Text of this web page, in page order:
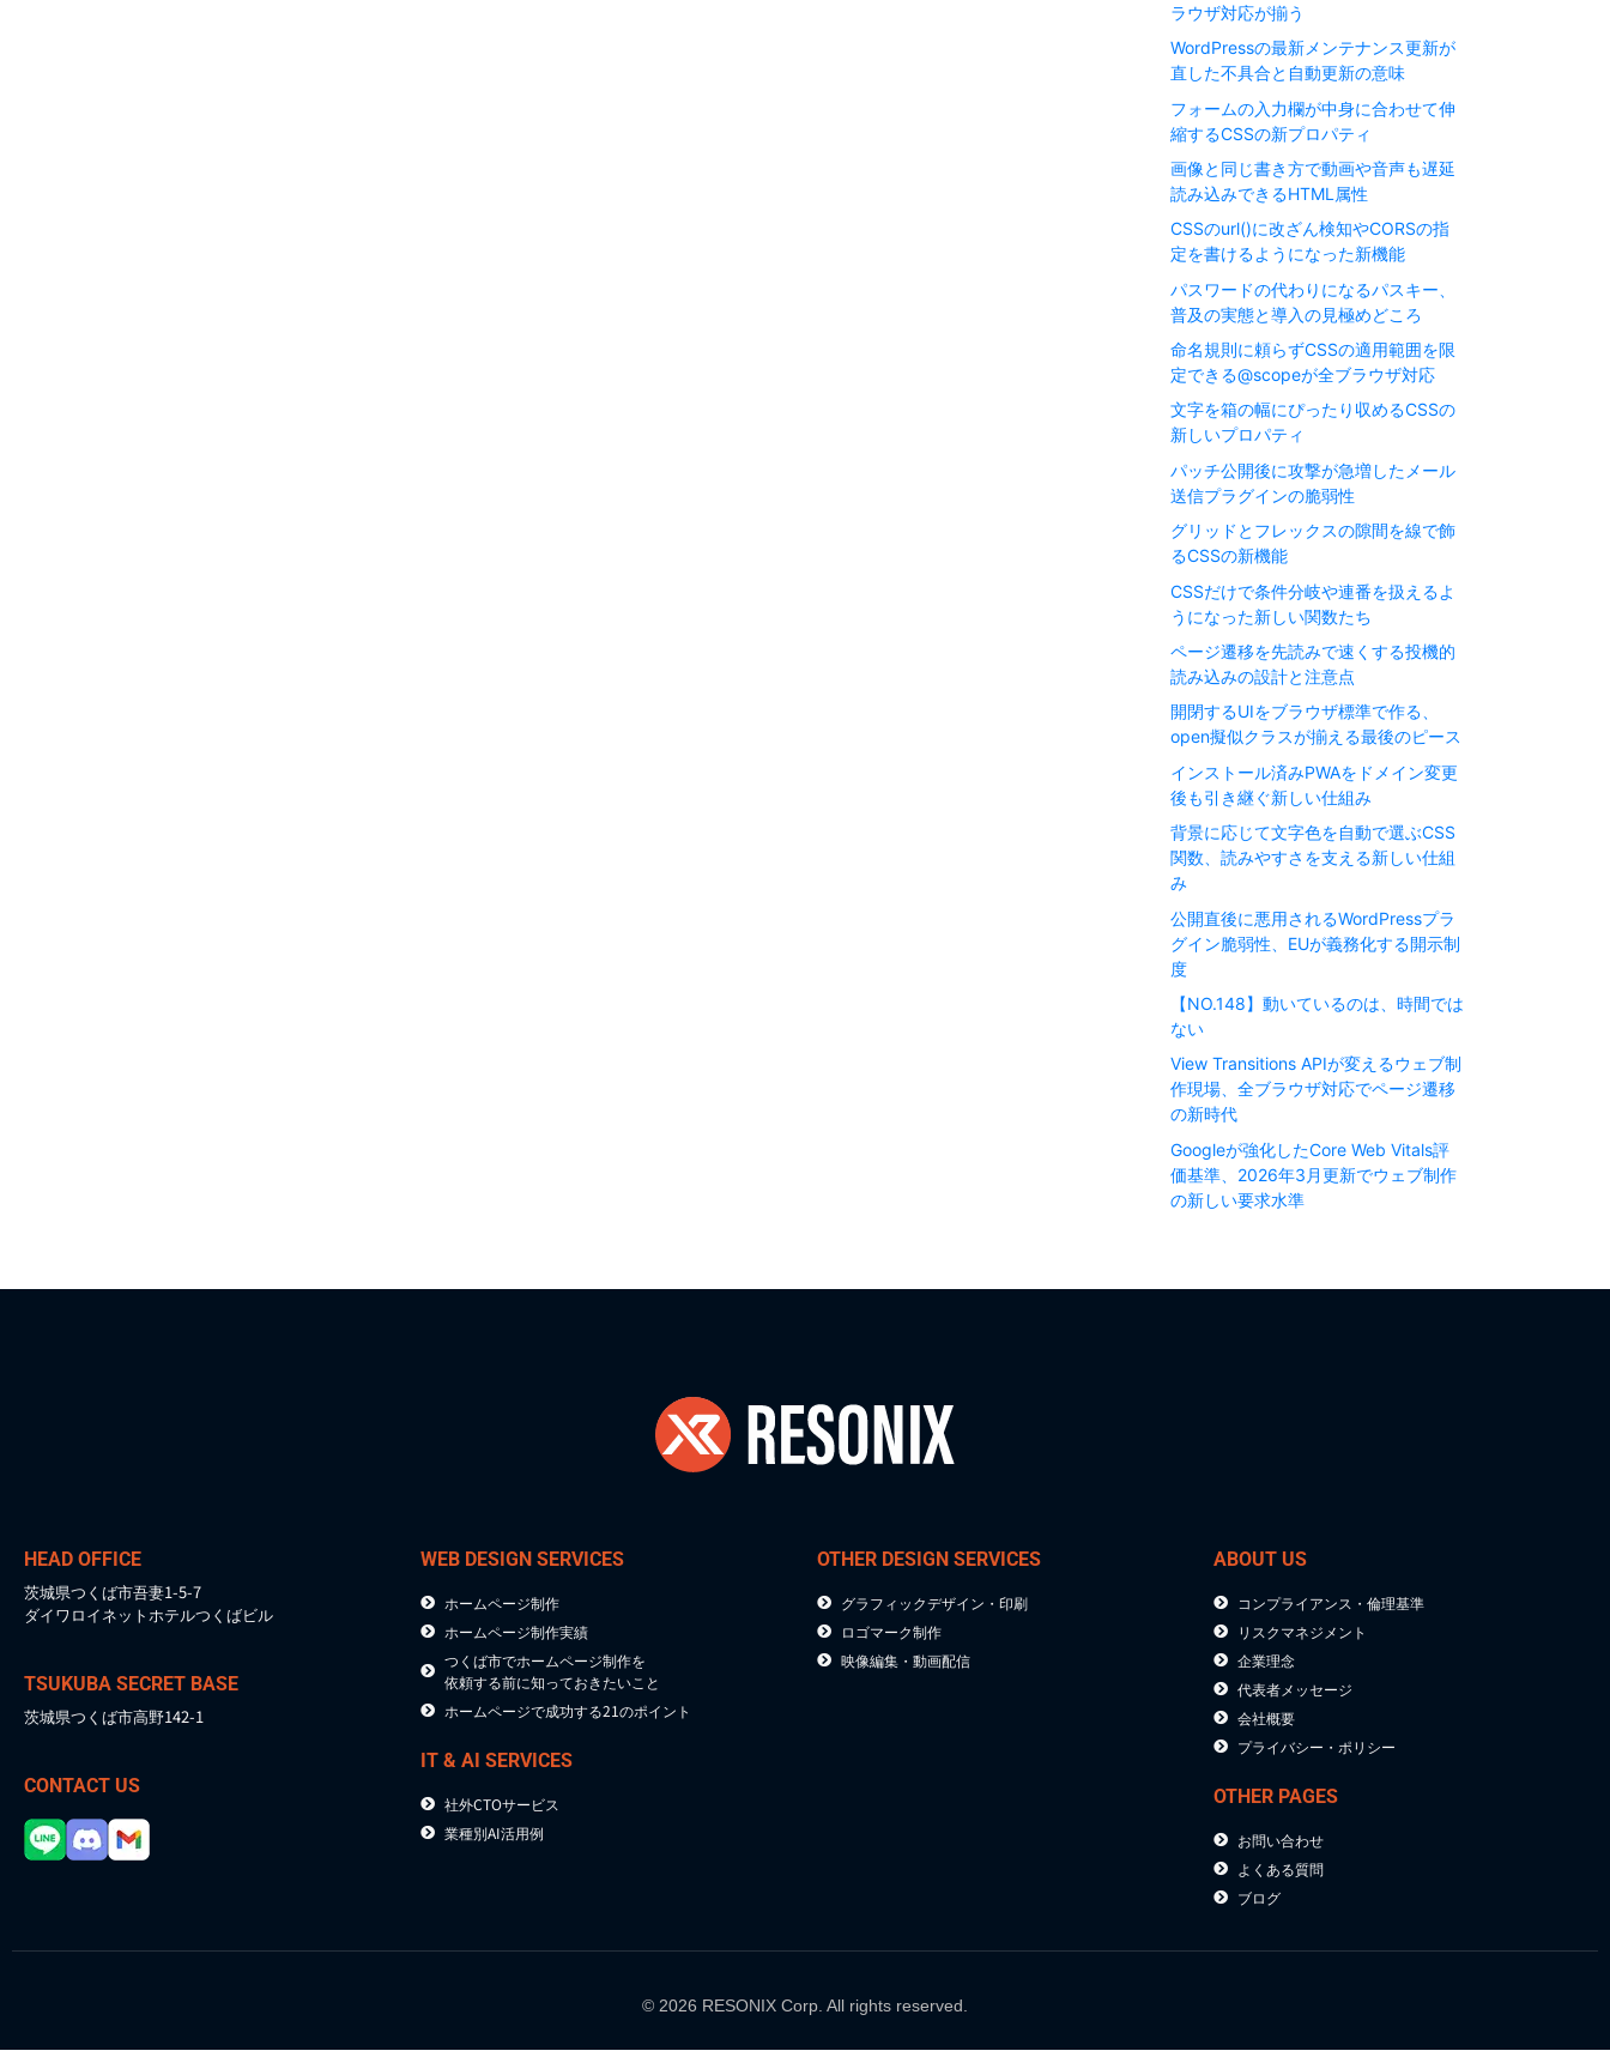
ラウザ対応が揃う
WordPressの最新メンテナンス更新が
直した不具合と自動更新の意味
フォームの入力欄が中身に合わせて伸
縮するCSSの新プロパティ
画像と同じ書き方で動画や音声も遅延
読み込みできるHTML属性
CSSのurl()に改ざん検知やCORSの指
定を書けるようになった新機能
パスワードの代わりになるパスキー、
普及の実態と導入の見極めどころ
命名規則に頼らずCSSの適用範囲を限
定できる@scopeが全ブラウザ対応
文字を箱の幅にぴったり収めるCSSの
新しいプロパティ
パッチ公開後に攻撃が急増したメール
送信プラグインの脆弱性
グリッドとフレックスの隙間を線で飾
るCSSの新機能
CSSだけで条件分岐や連番を扱えるよ
うになった新しい関数たち
ページ遷移を先読みで速くする投機的
読み込みの設計と注意点
開閉するUIをブラウザ標準で作る、
open擬似クラスが揃える最後のピース
インストール済みPWAをドメイン変更
後も引き継ぐ新しい仕組み
背景に応じて文字色を自動で選ぶCSS
関数、読みやすさを支える新しい仕組
み
公開直後に悪用されるWordPressプラ
グイン脆弱性、EUが義務化する開示制
度
【NO.148】動いているのは、時間では
ない
View Transitions APIが変えるウェブ制
作現場、全ブラウザ対応でページ遷移
の新時代
Googleが強化したCore Web Vitals評
価基準、2026年3月更新でウェブ制作
の新しい要求水準
HEAD OFFICE
茨城県つくば市吾妻1-5-7
ダイワロイネットホテルつくばビル
TSUKUBA SECRET BASE
茨城県つくば市高野142-1
CONTACT US
WEB DESIGN SERVICES
ホームページ制作
ホームページ制作実績
つくば市でホームページ制作を
依頼する前に知っておきたいこと
ホームページで成功する21のポイント
IT & AI SERVICES
社外CTOサービス
業種別AI活用例
OTHER DESIGN SERVICES
グラフィックデザイン・印刷
ロゴマーク制作
映像編集・動画配信
ABOUT US
コンプライアンス・倫理基準
リスクマネジメント
企業理念
代表者メッセージ
会社概要
プライバシー・ポリシー
OTHER PAGES
お問い合わせ
よくある質問
ブログ
© 2026 RESONIX Corp. All rights reserved.